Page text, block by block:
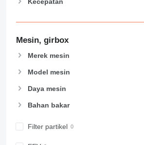
914
926
938
955
963
966
Mesin, girbox
Merek mesin
Model mesin
Daya mesin
Bahan bakar
Filter partikel